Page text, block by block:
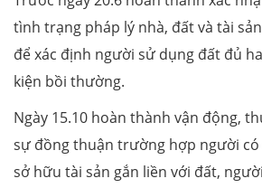
tình trạng pháp lý nhà, đất và tài
để xác định người sử dụng đất đủ
kiện bồi thường.
Ngày 15.10 hoàn thành vận động,
sự đồng thuận trường hợp người
sở hữu tài sản gắn liền với đất,